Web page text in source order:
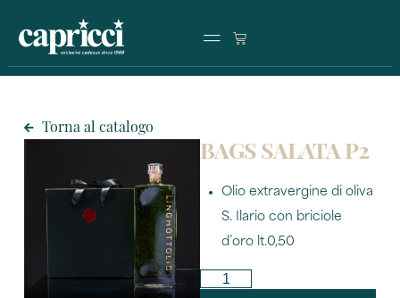
Torna al catalogo
BAGS SALATA P2
Olio extravergine di oliva
S. Ilario con briciole
d’oro lt.0,50